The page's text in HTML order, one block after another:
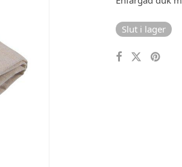
Slut i lager